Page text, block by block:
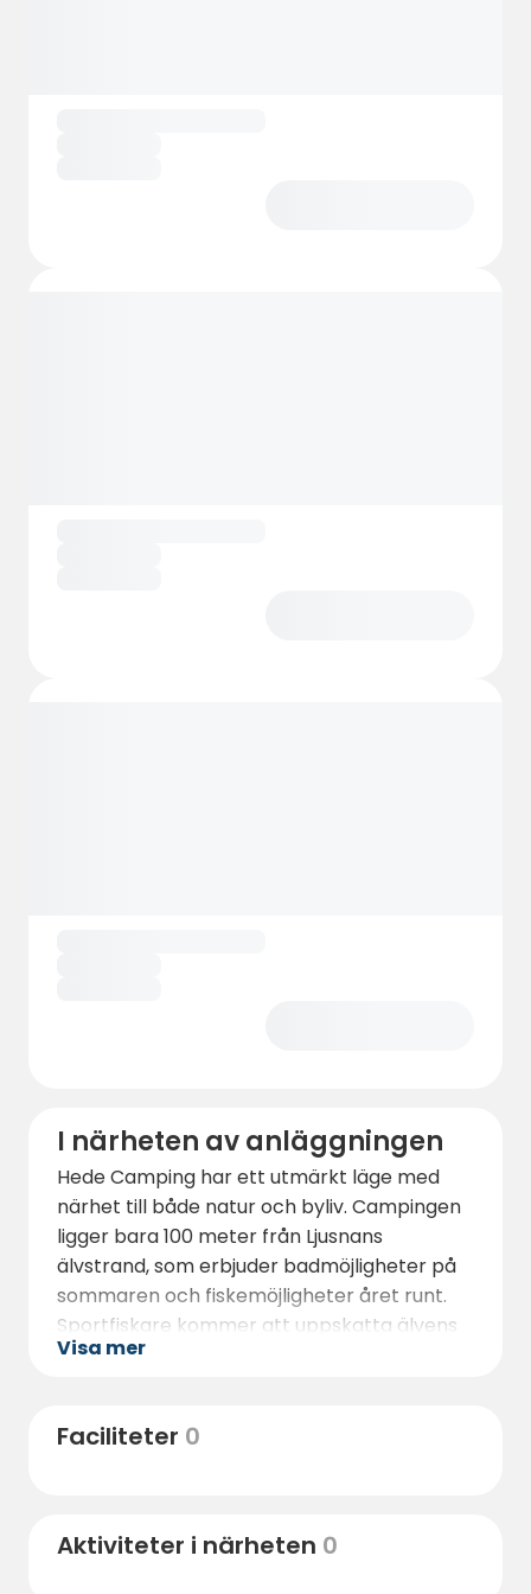
I närheten av anläggningen
Hede Camping har ett utmärkt läge med
närhet till både natur och byliv. Campingen
ligger bara 100 meter från Ljusnans
älvstrand, som erbjuder badmöjligheter på
sommaren och fiskemöjligheter året runt.
Sportfiskare kommer att uppskatta älvens
rykte om bra fiske, medan simmare kan
behöva en bil. Här hittar du också Sonfjället
Visa mer
Faciliteter 0
Aktiviteter i närheten 0